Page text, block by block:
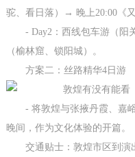
驼、看日落）→ 晚上20:00《
- Day2：西线包车游（阳
（榆林窟、锁阳城）。
方案二：丝路精华4日游
- 将敦煌与张掖丹霞、嘉
晚间，作为文化体验的开篇。
交通贴士：敦煌市区到演